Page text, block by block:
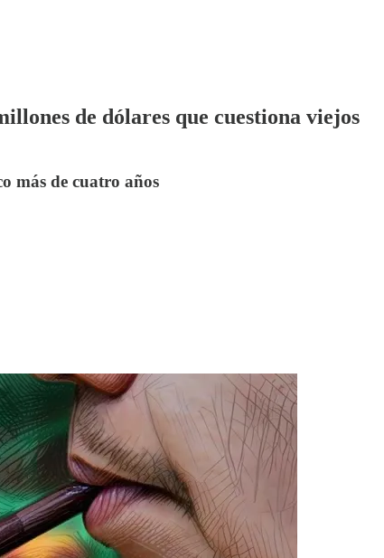
de dólares que cuestiona viejos
más de cuatro años